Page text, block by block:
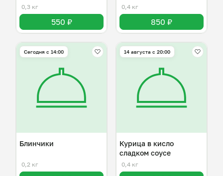
0,3 кг
550 ₽
0,4 кг
850 ₽
Сегодня с 14:00
Блинчики
0,2 кг
14 августа с 20:00
Курица в кисло
сладком соусе
0,4 кг